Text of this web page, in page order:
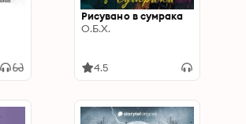
Рисувано в сумрака
О.Б.Х.
4.5